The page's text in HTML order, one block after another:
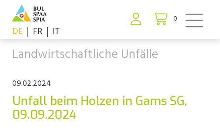
0
DE FR IT
Landwirtschaftliche Unfälle
09.02.2024
Unfall beim Holzen in Gams SG,
09.09.2024